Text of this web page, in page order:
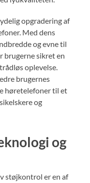
opgradering af
Med dens
og evne til
brugerne sikret en
oplevelse.
brugernes
høretelefoner til et
og
og
støjkontrol er en af